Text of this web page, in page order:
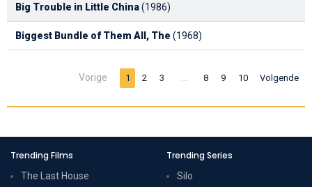
Big Trouble in Little China(1986)
Biggest Bundle of Them All, The (1968)
Vorige 1 2 3 … 8 9 10 Volgende
Trending Films
The Last House
Trending Series
Silo